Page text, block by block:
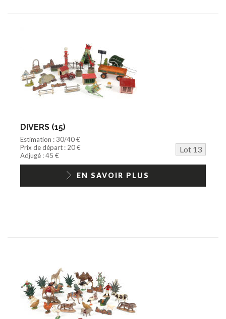
DIVERS (15)
Estimation : 30/40 €
Prix de départ : 20 €
Lot 13
Adjugé : 45 €
EN SAVOIR PLUS